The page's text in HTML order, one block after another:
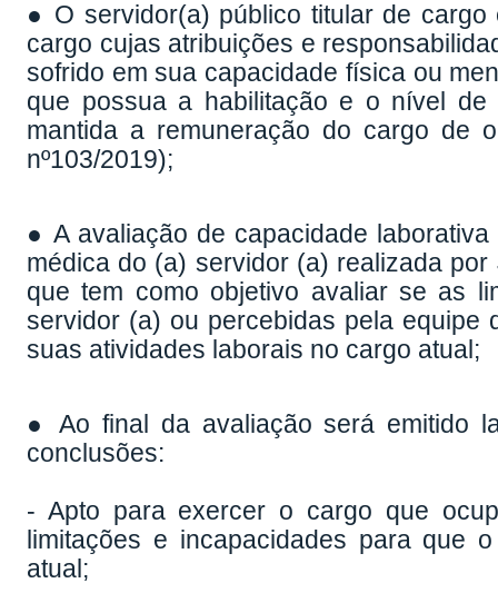
● O servidor(a) público titular de
cargo cujas atribuições e
sofrido em sua capacidade física ou
que possua a habilitação e o nível
mantida a remuneração do cargo de
nº103/2019);
● A avaliação de capacidade
médica do (a) servidor (a) realizada
que tem como objetivo avaliar se as
servidor (a) ou percebidas pela equipe
suas atividades laborais no cargo atual;
● Ao final da avaliação será emitido
conclusões:
- Apto para exercer o cargo que
limitações e incapacidades para que
atual;